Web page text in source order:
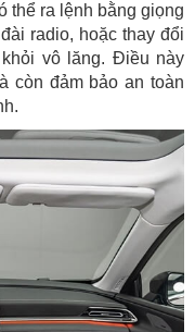
thể ra lệnh bằng giọng
radio, hoặc thay đổi
vô lăng. Điều này
còn đảm bảo an toàn